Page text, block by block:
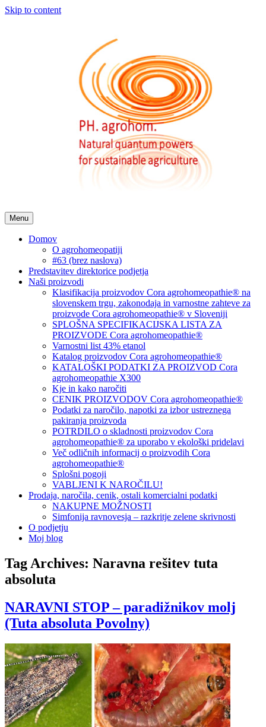
Skip to content
Menu
Domov
O agrohomeopatiji
#63 (brez naslova)
Predstavitev direktorice podjetja
Naši proizvodi
Klasifikacija proizvodov Cora agrohomeopathie® na
slovenskem trgu, zakonodaja in varnostne zahteve za
proizvode Cora agrohomeopathie® v Sloveniji
SPLOŠNA SPECIFIKACIJSKA LISTA ZA
PROIZVODE Cora agrohomeopathie®
Varnostni list 43% etanol
Katalog proizvodov Cora agrohomeopathie®
KATALOŠKI PODATKI ZA PROIZVOD Cora
agrohomeopathie X300
Kje in kako naročiti
CENIK PROIZVODOV Cora agrohomeopathie®
Podatki za naročilo, napotki za izbor ustreznega
pakiranja proizvoda
POTRDILO o skladnosti proizvodov Cora
agrohomeopathie® za uporabo v ekološki pridelavi
Več odličnih informacij o proizvodih Cora
agrohomeopathie®
Splošni pogoji
VABLJENI K NAROČILU!
Prodaja, naročila, cenik, ostali komercialni podatki
NAKUPNE MOŽNOSTI
Simfonija ravnovesja – razkritje zelene skrivnosti
O podjetju
Moj blog
Tag Archives: Naravna rešitev tuta
absoluta
NARAVNI STOP – paradižnikov molj
(Tuta absoluta Povolny)